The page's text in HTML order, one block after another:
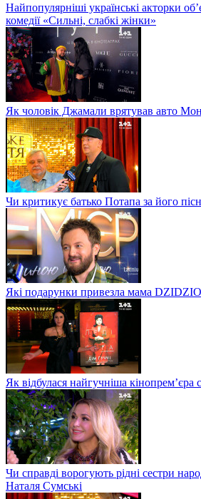
Найпопулярніші українські акторки
комедії «Сильні, слабкі жінки»
Як чоловік Джамали врятував авто
Чи критикує батько Потапа за його
Які подарунки привезла мама DZIDZIO
Як відбулася найгучніша кінопрем’єра
Чи справді ворогують рідні сестри
Наталя Сумські